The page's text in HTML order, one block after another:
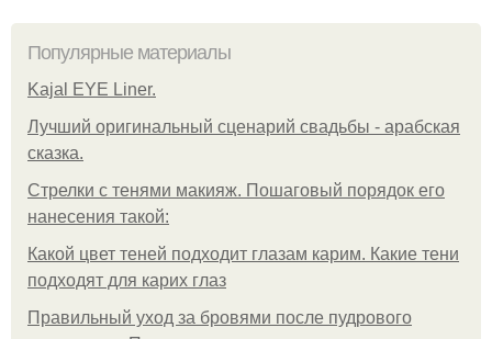
Популярные материалы
Kajal EYE Liner.
Лучший оригинальный сценарий свадьбы - арабская
сказка.
Стрелки с тенями макияж. Пошаговый порядок его
нанесения такой:
Какой цвет теней подходит глазам карим. Какие тени
подходят для карих глаз
Правильный уход за бровями после пудрового